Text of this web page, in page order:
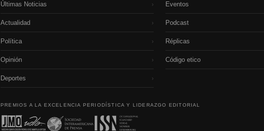
Últimas Noticias ›
Actualidad ›
Política ›
Opinión ›
Deportes ›
Eventos
Podcast
Réplicas
Código etico
PREMIOS A LA EXCELENCIA PERIODÍSTICA Y LIDERAZGO EDITORIAL